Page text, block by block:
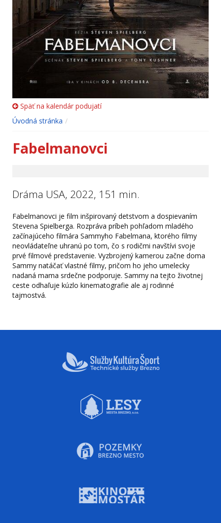
Späť na kalendár podujatí
Úvodná stránka
Fabelmanovci
Dráma USA, 2022, 151 min.
Fabelmanovci je film inšpirovaný detstvom a dospievaním
Stevena Spielberga. Rozpráva príbeh pohľadom mladého
začínajúceho filmára Sammyho Fabelmana, ktorého filmy
neovládateľne uhranú po tom, čo s rodičmi navštívi svoje
prvé filmové predstavenie. Vyzbrojený kamerou začne doma
Sammy natáčať vlastné filmy, pričom ho jeho umelecky
nadaná mama srdečne podporuje. Sammy na tejto životnej
ceste odhaľuje kúzlo kinematografie ale aj rodinné
tajmostvá.